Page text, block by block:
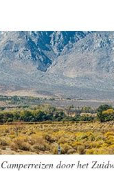
Camperreizen door het